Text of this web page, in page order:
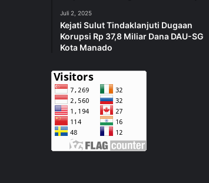
Juli 2, 2025
Kejati Sulut Tindaklanjuti Dugaan
Korupsi Rp 37,8 Miliar Dana DAU-SG
Kota Manado